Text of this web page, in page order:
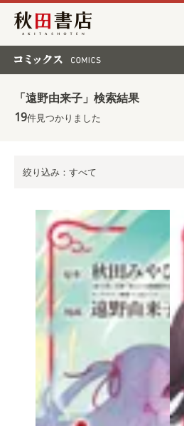
秋田書店
「遠野由来子」検索結果
19件見つかりました
絞り込み：すべて